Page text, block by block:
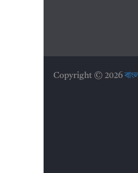
Copyright © 2026